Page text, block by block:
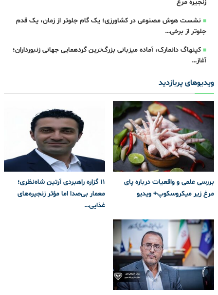
زنجیره مرغ
نشست هوش مصنوعی در کشاورزی؛ یک گام جلوتر از زمان، یک قدم
جلوتر از برخی…
کپنهاگ دانمارک، آماده میزبانی بزرگ‌ترین گردهمایی جهانی زنبورداران؛
آغاز…
ویدیوهای پربازدید
بررسی علمی و واقعیات درباره پای
مرغ زیر میکروسکوپ+ ویدیو
۱۱ گزاره راهبردی آرتین شاه‌نظری؛
معمار بی‌صدا اما مؤثر زنجیره‌های
غذایی…